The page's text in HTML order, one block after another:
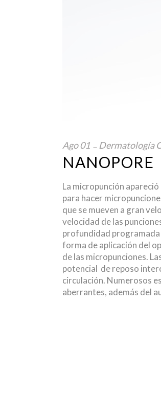
Ago 01 Dermatología
NANOPORE
La micropunción
para hacer
que se mueven a gran
velocidad de las
profundidad programada
forma de aplicación del
de las micropunciones.
potencial de reposo
circulación. Numerosos
aberrantes, además del